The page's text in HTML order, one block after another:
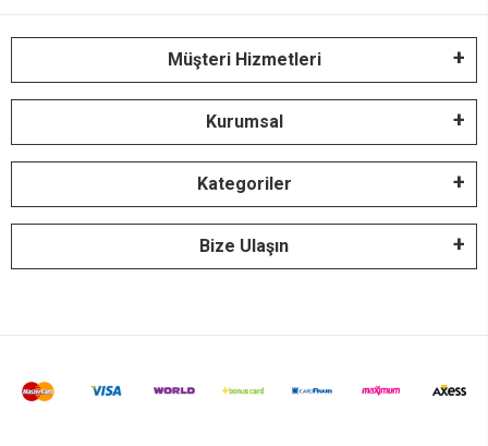
Müşteri Hizmetleri
Kurumsal
Kategoriler
Bize Ulaşın